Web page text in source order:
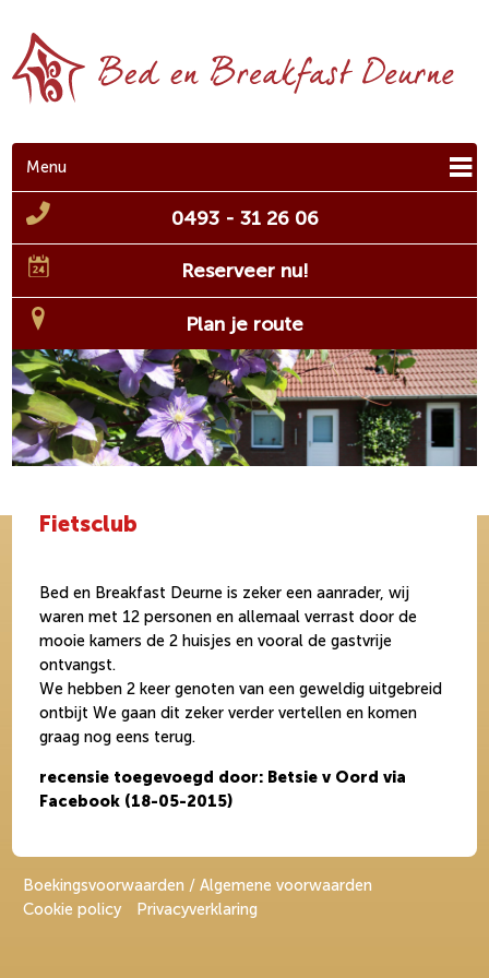
Menu
0493 - 31 26 06
Reserveer nu!
Plan je route
Fietsclub
Bed en Breakfast Deurne is zeker een aanrader, wij
waren met 12 personen en allemaal verrast door de
mooie kamers de 2 huisjes en vooral de gastvrije
ontvangst.
We hebben 2 keer genoten van een geweldig uitgebreid
ontbijt We gaan dit zeker verder vertellen en komen
graag nog eens terug.
recensie toegevoegd door: Betsie v Oord via
Facebook (18-05-2015)
Boekingsvoorwaarden / Algemene voorwaarden
Cookie policy
Privacyverklaring